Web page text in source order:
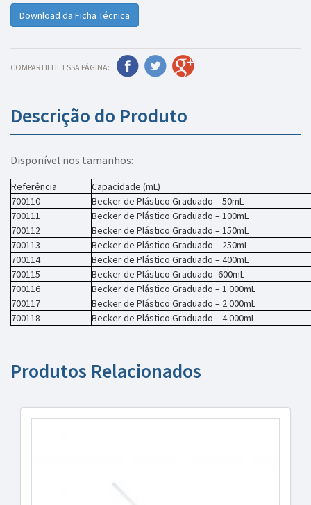
Download da Ficha Técnica
COMPARTILHE ESSA PÁGINA:
Descrição do Produto
Disponível nos tamanhos:
Referência
Capacidade (mL)
700110
Becker de Plástico Graduado – 50mL
700111
Becker de Plástico Graduado – 100mL
700112
Becker de Plástico Graduado – 150mL
700113
Becker de Plástico Graduado – 250mL
700114
Becker de Plástico Graduado – 400mL
700115
Becker de Plástico Graduado- 600mL
700116
Becker de Plástico Graduado – 1.000mL
700117
Becker de Plástico Graduado – 2.000mL
700118
Becker de Plástico Graduado – 4.000mL
Produtos Relacionados